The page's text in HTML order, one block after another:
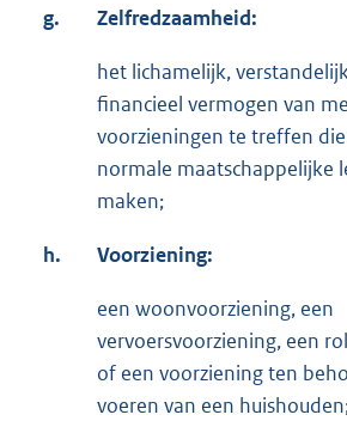
g. Zelfredzaamheid:
het lichamelijk,
financieel vermogen van
voorzieningen te treffen
normale maatschappelijke
maken;
h. Voorziening:
een woonvoorziening, een
vervoersvoorziening, een
of een voorziening ten
voeren van een